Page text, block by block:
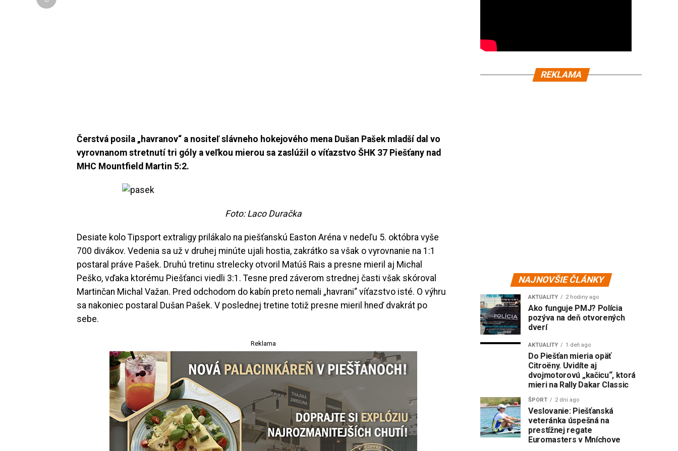
Čerstvá posila „havranov“ a nositeľ slávneho hokejového mena Dušan Pašek mladší dal vo
vyrovnanom stretnutí tri góly a veľkou mierou sa zaslúžil o víťazstvo ŠHK 37 Piešťany nad
MHC Mountfield Martin 5:2.
Foto: Laco Duračka
Desiate kolo Tipsport extraligy prilákalo na piešťanskú Easton Aréna v nedeľu 5. októbra vyše
700 divákov. Vedenia sa už v druhej minúte ujali hostia, zakrátko sa však o vyrovnanie na 1:1
postaral práve Pašek. Druhú tretinu strelecky otvoril Matúš Rais a presne mieril aj Michal
Peško, vďaka ktorému Piešťanci viedli 3:1. Tesne pred záverom strednej časti však skóroval
Martinčan Michal Važan. Pred odchodom do kabín preto nemali „havrani“ víťazstvo isté. O výhru
sa nakoniec postaral Dušan Pašek. V poslednej tretine totiž presne mieril hneď dvakrát po
sebe.
Reklama
REKLAMA
NAJNOVŠIE ČLÁNKY
AKTUALITY 2 hodiny ago
Ako funguje PMJ? Polícia
pozýva na deň otvorených
dverí
AKTUALITY 1 deň ago
Do Piešťan mieria opäť
Citroëny. Uvidíte aj
dvojmotorovú „kačicu“, ktorá
mieri na Rally Dakar Classic
ŠPORT 2 dni ago
Veslovanie: Piešťanská
veteránka úspešná na
prestížnej regate
Euromasters v Mníchove